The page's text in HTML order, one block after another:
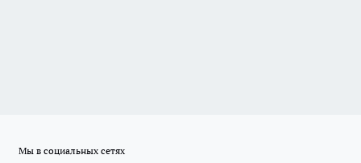
Мы в социальных сетях